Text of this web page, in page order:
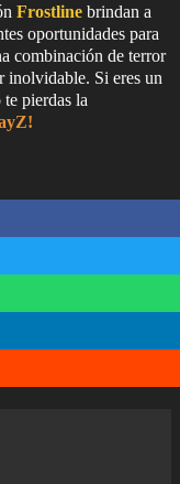
Frostline brindan a
oportunidades para
combinación de terror
inolvidable. Si eres un
pierdas la